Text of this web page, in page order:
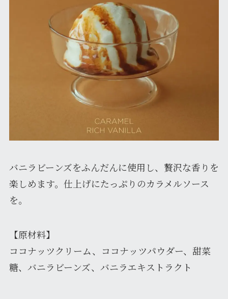
バニラビーンズをふんだんに使用し、贅沢な香りを
楽しめます。仕上げにたっぷりのカラメルソース
を。
【原材料】
ココナッツクリーム、ココナッツパウダー、甜菜
糖、バニラビーンズ、バニラエキストラクト